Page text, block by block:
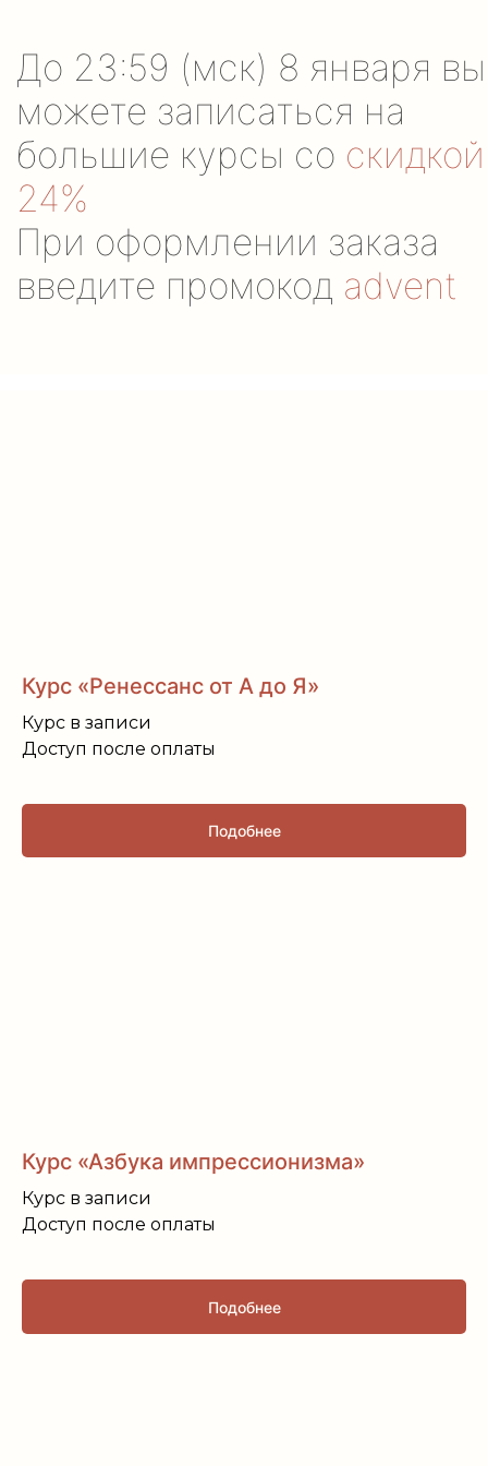
До 23:59 (мск) 8 января вы
можете записаться на
большие курсы соскидкой
24%
При оформлении заказа
введите промокод
Курс «Ренессанс от А до Я»
Курс в записи
Доступ после оплаты
Подобнее
Курс «Азбука импрессионизма»
Курс в записи
Доступ после оплаты
Подобнее